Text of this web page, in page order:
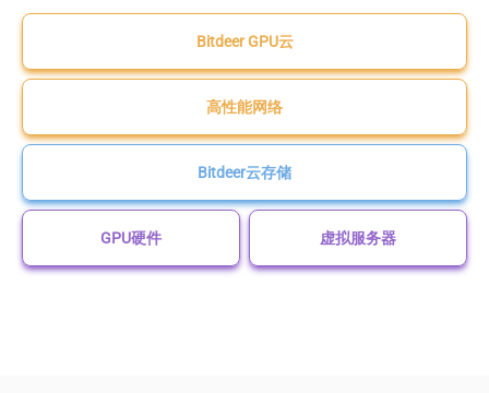
Bitdeer GPU云
高性能网络
Bitdeer云存储
GPU硬件 虚拟服务器